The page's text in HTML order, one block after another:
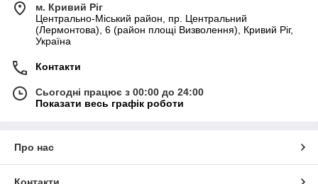
м. Кривий Ріг
Центрально-Міський район, пр. Центральний
(Лермонтова), 6 (район площі Визволення), Кривий Ріг,
Україна
Контакти
Сьогодні працює з 00:00 до 24:00
Показати весь графік роботи
Про нас